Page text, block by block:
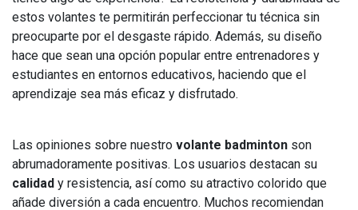
estos volantes te permitirán perfeccionar tu técnica sin
preocuparte por el desgaste rápido. Además, su diseño
hace que sean una opción popular entre entrenadores y
estudiantes en entornos educativos, haciendo que el
aprendizaje sea más eficaz y disfrutado.
Las opiniones sobre nuestro volante badminton son
abrumadoramente positivas. Los usuarios destacan su
calidad y resistencia, así como su atractivo colorido que
añade diversión a cada encuentro. Muchos recomiendan